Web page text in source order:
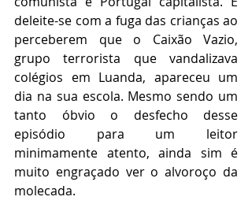
deleite-se com a fuga das crianças ao
perceberem que o Caixão Vazio,
grupo terrorista que vandalizava
colégios em Luanda, apareceu um
dia na sua escola. Mesmo sendo um
tanto óbvio o desfecho desse
episódio para um leitor
minimamente atento, ainda sim é
muito engraçado ver o alvoroço da
molecada.